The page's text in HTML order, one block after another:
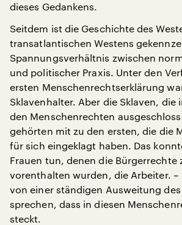
dieses Gedankens.
Seitdem ist die Geschichte des
transatlantischen Westens
Spannungsverhältnis zwischen
und politischer Praxis. Unter den
ersten Menschenrechtserklärung
Sklavenhalter. Aber die Sklaven, die
den Menschenrechten
gehörten mit zu den ersten, die die
für sich eingeklagt haben. Das
Frauen tun, denen die Bürgerrechte
vorenthalten wurden, die Arbeiter. –
von einer ständigen Ausweitung des
sprechen, dass in diesen
steckt.